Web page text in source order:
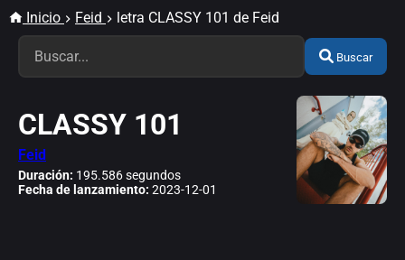
Inicio Feid letra CLASSY 101 de Feid
Buscar
CLASSY 101
Feid
Duración: 195.586 segundos
Fecha de lanzamiento: 2023-12-01